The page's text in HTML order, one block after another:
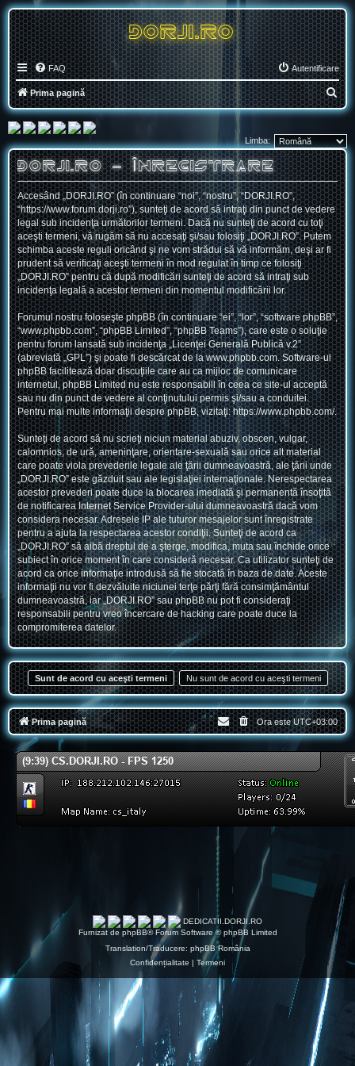
DORJI.RO
FAQ Autentificare
Prima pagină
C
ă
t
a
r
e
Limba:
DORJI.RO - Înregistrare
Accesând „DORJI.RO” (în continuare “noi”, “nostru”, “DORJI.RO”,
“https://www.forum.dorji.ro”), sunteţi de acord să intraţi din punct de vedere
legal sub incidenţa următorilor termeni. Dacă nu sunteţi de acord cu toţi
aceşti termeni, vă rugăm să nu accesaţi şi/sau folosiţi „DORJI.RO”. Putem
schimba aceste reguli oricând şi ne vom strădui să vă informăm, deşi ar fi
prudent să verificaţi aceşti termeni în mod regulat în timp ce folosiţi
„DORJI.RO” pentru că după modificări sunteţi de acord să intraţi sub
incidenţa legală a acestor termeni din momentul modificării lor.
Forumul nostru foloseşte phpBB (în continuare “ei”, “lor”, “software phpBB”,
“www.phpbb.com”, “phpBB Limited”, “phpBB Teams”), care este o soluţie
pentru forum lansată sub incidenţa „Licenţei Generală Publică v.2”
(abreviată „GPL”) şi poate fi descărcat de lawww.phpbb.com. Software-ul
phpBB facilitează doar discuţiile care au ca mijloc de comunicare
internetul, phpBB Limited nu este responsabill în ceea ce site-ul acceptă
sau nu din punct de vedere al conţinutului permis şi/sau a conduitei.
Pentru mai multe informaţii despre phpBB, vizitaţi:https://www.phpbb.com/.
Sunteţi de acord să nu scrieţi niciun material abuziv, obscen, vulgar,
calomnios, de ură, ameninţare, orientare-sexuală sau orice alt material
care poate viola prevederile legale ale ţării dumneavoastră, ale ţării unde
„DORJI.RO” este găzduit sau ale legislaţiei internaţionale. Nerespectarea
acestor prevederi poate duce la blocarea imediată şi permanentă însoţită
de notificarea Internet Service Provider-ului dumneavoastră dacă vom
considera necesar. Adresele IP ale tuturor mesajelor sunt înregistrate
pentru a ajuta la respectarea acestor condiţii. Sunteţi de acord ca
„DORJI.RO” să aibă dreptul de a şterge, modifica, muta sau închide orice
subiect în orice moment în care consideră necesar. Ca utilizator sunteţi de
acord ca orice informaţie introdusă să fie stocată în baza de date. Aceste
informaţii nu vor fi dezvăluite niciunei terţe părţi fără consimţământul
dumneavoastră, iar „DORJI.RO” sau phpBB nu pot fi consideraţi
responsabili pentru vreo încercare de hacking care poate duce la
compromiterea datelor.
Prima pagină Ora esteUTC+03:00
DEDICATII.DORJI.RO
Furnizat de phpBB® Forum Software © phpBB Limited
Translation/Traducere: phpBB România
Confidențialitate | Termeni